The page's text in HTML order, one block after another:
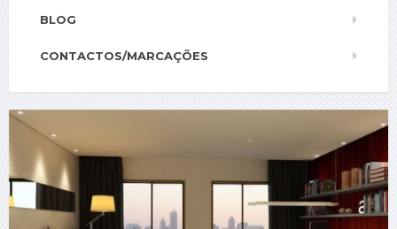
BLOG
CONTACTOS/MARCAÇÕES